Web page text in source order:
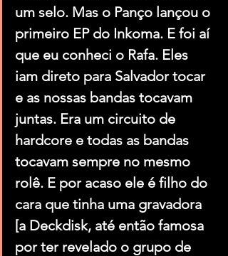
um selo. Mas o Panço lançou o
primeiro EP do Inkoma. E foi aí
que eu conheci o Rafa. Eles
iam direto para Salvador tocar
e as nossas bandas tocavam
juntas. Era um circuito de
hardcore e todas as bandas
tocavam sempre no mesmo
rolê. E por acaso ele é filho do
cara que tinha uma gravadora
[a Deckdisk, até então famosa
por ter revelado o grupo de